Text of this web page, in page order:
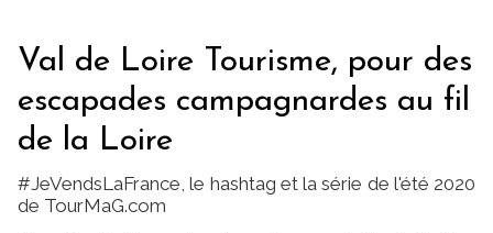
Val de Loire Tourisme, pour des
escapades campagnardes au fil
de la Loire
#JeVendsLaFrance, le hashtag et la série de l'été 2020
de TourMaG.com